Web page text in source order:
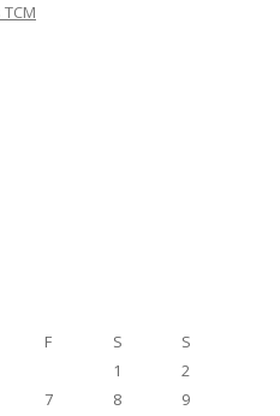
F S
S
1
2
7 8
9